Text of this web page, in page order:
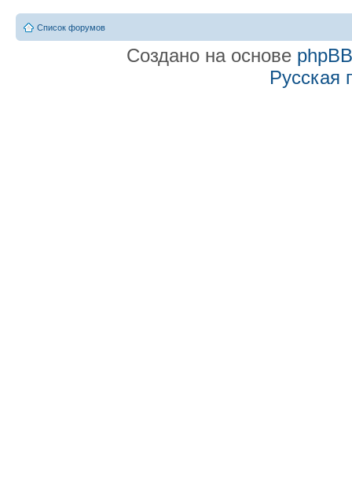
Список форумов
Создано на основе phpBB
Русская